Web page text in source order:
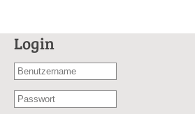
Login
Benutzername
E-
Passwort